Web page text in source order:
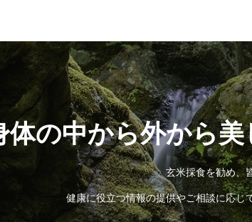
体の中から外から
玄米採食を勧め、
健康に役立つ情報の提供やご相談に応